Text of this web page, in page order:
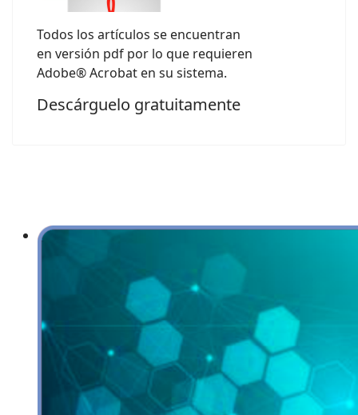
Todos los artículos se encuentran
en versión pdf por lo que requieren
Adobe® Acrobat en su sistema.
Descárguelo gratuitamente